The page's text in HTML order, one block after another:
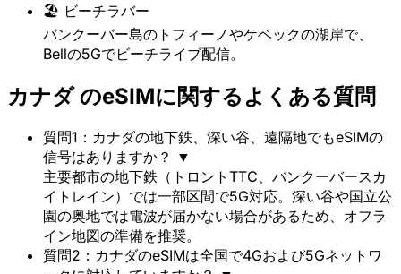
🏖️ ビーチラバー
バンクーバー島のトフィーノやケベックの湖岸で、
Bellの5Gでビーチライブ配信。
カナダ のeSIMに関するよくある質問
質問1：カナダの地下鉄、深い谷、遠隔地でもeSIMの
信号はありますか？ ▼
主要都市の地下鉄（トロントTTC、バンクーバースカ
イトレイン）では一部区間で5G対応。深い谷や国立公
園の奥地では電波が届かない場合があるため、オフラ
イン地図の準備を推奨。
質問2：カナダのeSIMは全国で4Gおよび5Gネットワ